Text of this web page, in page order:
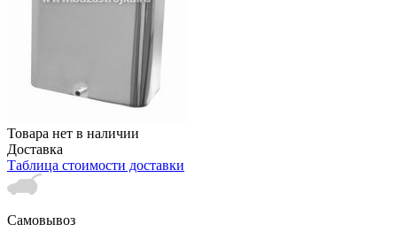
Товара нет в наличии
Доставка
Таблица стоимости доставки
Самовывоз